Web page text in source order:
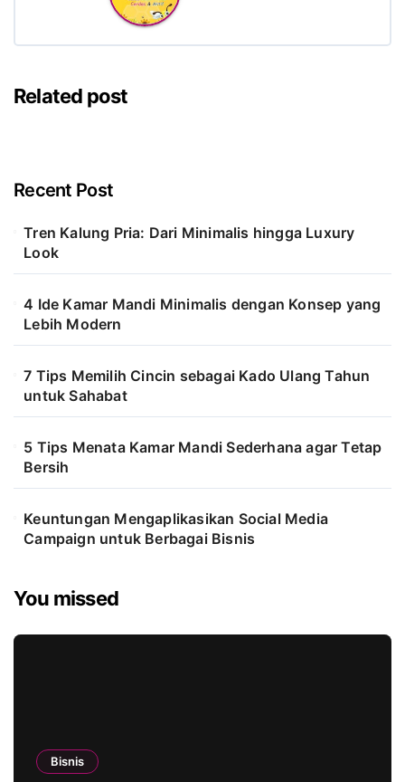
Related post
Recent Post
Tren Kalung Pria: Dari Minimalis hingga Luxury
Look
4 Ide Kamar Mandi Minimalis dengan Konsep yang
Lebih Modern
7 Tips Memilih Cincin sebagai Kado Ulang Tahun
untuk Sahabat
5 Tips Menata Kamar Mandi Sederhana agar Tetap
Bersih
Keuntungan Mengaplikasikan Social Media
Campaign untuk Berbagai Bisnis
You missed
Bisnis